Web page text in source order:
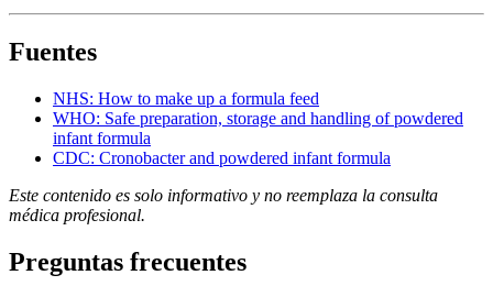
Fuentes
NHS: How to make up a formula feed
WHO: Safe preparation, storage and handling of powdered
infant formula
CDC: Cronobacter and powdered infant formula
Este contenido es solo informativo y no reemplaza la consulta
médica profesional.
Preguntas frecuentes